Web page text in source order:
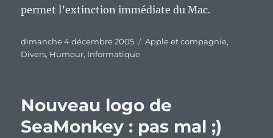
permet l’extinction immédiate du Mac.
Publié
le
dimanche 4 décembre 2005 Catégories
Apple et compagnie,
Divers, Humour, Informatique
Nouveau logo de
SeaMonkey : pas mal ;)